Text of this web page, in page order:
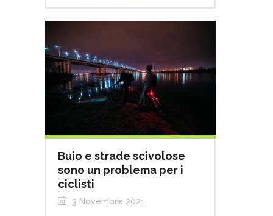
Buio e strade scivolose
sono un problema per i
ciclisti
3 Novembre 2021